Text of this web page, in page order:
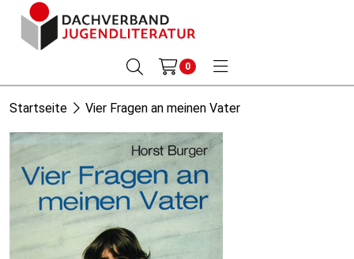
0
Startseite Vier Fragen an meinen Vater